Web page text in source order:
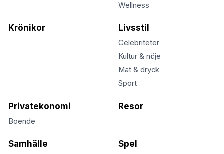
Wellness
Krönikor Livsstil
Celebriteter
Kultur & nöje
Mat & dryck
Sport
Privatekonomi
Boende
Resor
Samhälle Spel